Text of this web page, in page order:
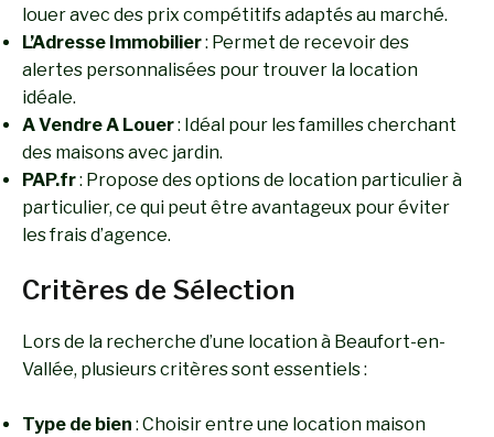
louer avec des prix compétitifs adaptés au marché.
L’Adresse Immobilier: Permet de recevoir des
alertes personnalisées pour trouver la location
idéale.
A Vendre A Louer: Idéal pour les familles cherchant
des maisons avec jardin.
PAP.fr: Propose des options de location particulier à
particulier, ce qui peut être avantageux pour éviter
les frais d’agence.
Critères de Sélection
Lors de la recherche d’une location à Beaufort-en-
Vallée, plusieurs critères sont essentiels :
Type de bien : Choisir entre une location maison